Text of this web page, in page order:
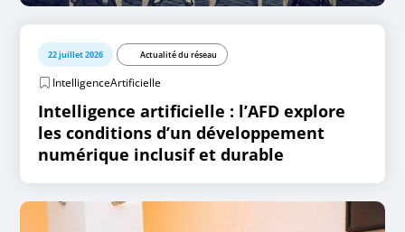
22 juillet 2026 Actualité du réseau
IntelligenceArtificielle
Intelligence artificielle : l’AFD explore
les conditions d’un développement
numérique inclusif et durable